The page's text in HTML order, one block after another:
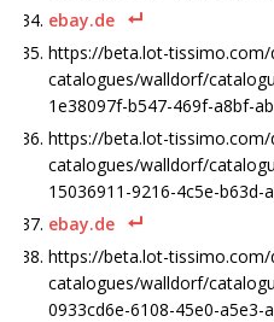
ebay.de
https://beta.lot-
catalogues/walldorf/
1e38097f-b547-469f-a8bf-
https://beta.lot-
catalogues/walldorf/
15036911-9216-4c5e-b63d-
ebay.de
https://beta.lot-
catalogues/walldorf/
0933cd6e-6108-45e0-a5e3-